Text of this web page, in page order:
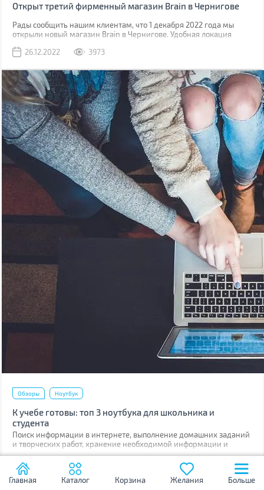
Открыт третий фирменный магазин Brain в Чернигове
Рады сообщить нашим клиентам, что 1 декабря 2022 года мы
открыли новый магазин Brain в Чернигове. Удобная локация
помочь вам подобрать нужный гаджет.
26.12.2022 3973
Обзоры Ноутбук
К учебе готовы: топ 3 ноутбука для школьника и
студента
Поиск информации в интернете, выполнение домашних заданий
и творческих работ, хранение необходимой информации и
общение с друзьями в любом месте — все это обеспечит ноутбук.
Без данного устройства современному ученику просто не
обойтись.
03.09.2018
Главная
Каталог Корзина Желания Больше